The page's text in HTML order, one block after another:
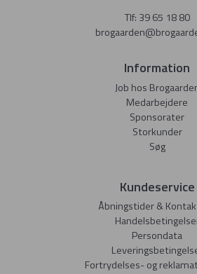
Tlf: 39 65 18 80
Information
Job hos
Medarbejdere
Sponsorater
Storkunder
Søg
Kundeservice
Åbningstider &
Persondata
Fortrydelses- og